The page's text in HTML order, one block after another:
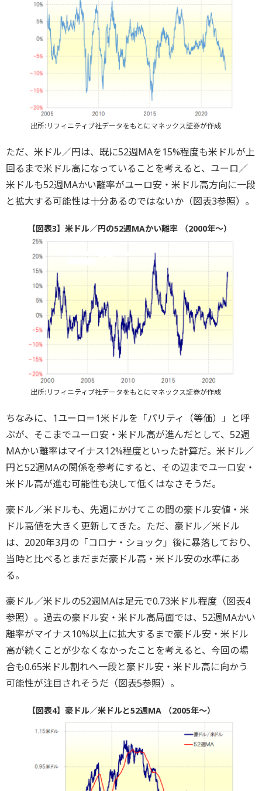
出所:リフィニティブ社データをもとにマネックス証券が作成
ただ、米ドル／円は、既に52週MAを15%程度も米ドルが上
回るまで米ドル高になっていることを考えると、ユーロ／
米ドルも52週MAかい離率がユーロ安・米ドル高方向に一段
と拡大する可能性は十分あるのではないか（図表3参照）。
【図表3】米ドル／円の52週MAかい離率 （2000年～）
出所:リフィニティブ社データをもとにマネックス証券が作成
ちなみに、1ユーロ＝1米ドルを「パリティ（等価）」と呼
ぶが、そこまでユーロ安・米ドル高が進んだとして、52週
MAかい離率はマイナス12%程度といった計算だ。米ドル／
円と52週MAの関係を参考にすると、その辺までユーロ安・
米ドル高が進む可能性も決して低くはなさそうだ。
豪ドル／米ドルも、先週にかけてこの間の豪ドル安値・米
ドル高値を大きく更新してきた。ただ、豪ドル／米ドル
は、2020年3月の「コロナ・ショック」後に暴落しており、
当時と比べるとまだまだ豪ドル高・米ドル安の水準にあ
る。
豪ドル／米ドルの52週MAは足元で0.73米ドル程度（図表4
参照）。過去の豪ドル安・米ドル高局面では、52週MAかい
離率がマイナス10%以上に拡大するまで豪ドル安・米ドル
高が続くことが少なくなかったことを考えると、今回の場
合も0.65米ドル割れへ一段と豪ドル安・米ドル高に向かう
可能性が注目されそうだ（図表5参照）。
【図表4】豪ドル／米ドルと52週MA （2005年～）